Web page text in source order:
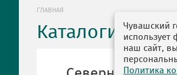
ГЛАВНАЯ
Каталоги Чувашский
использует
наш сайт,
Политика